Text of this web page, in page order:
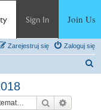
Sign In Join Us
Zaloguj się
Zarejestruj się
Szukaj